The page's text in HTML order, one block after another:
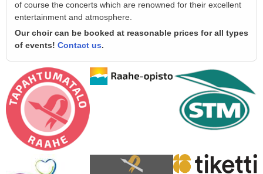
of course the concerts which are renowned for their excellent
entertainment and atmosphere.
Our choir can be booked at reasonable prices for all types
of events! Contact us.